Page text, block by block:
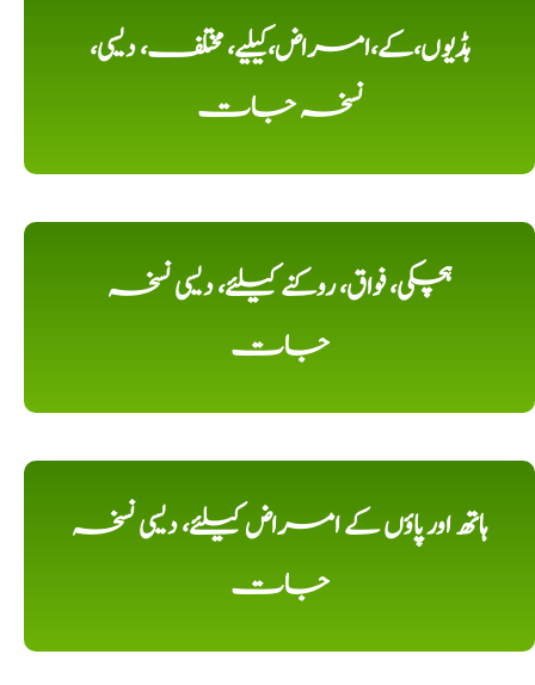
ہڈیوں،کے،امراض،کیلیے، مختلف، دیسی،
نسخہ جات
ہچکی، فواق، روکنے کیلئے، دیسی نسخہ
جات
ہاتھ اور پاؤں کے امراض کیلئے، دیسی نسخہ
جات